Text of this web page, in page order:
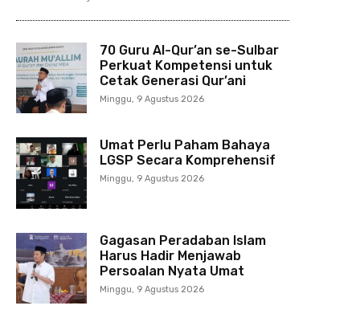
70 Guru Al-Qur’an se-Sulbar
Perkuat Kompetensi untuk
Cetak Generasi Qur’ani
Minggu, 9 Agustus 2026
Umat Perlu Paham Bahaya
LGSP Secara Komprehensif
Minggu, 9 Agustus 2026
Gagasan Peradaban Islam
Harus Hadir Menjawab
Persoalan Nyata Umat
Minggu, 9 Agustus 2026